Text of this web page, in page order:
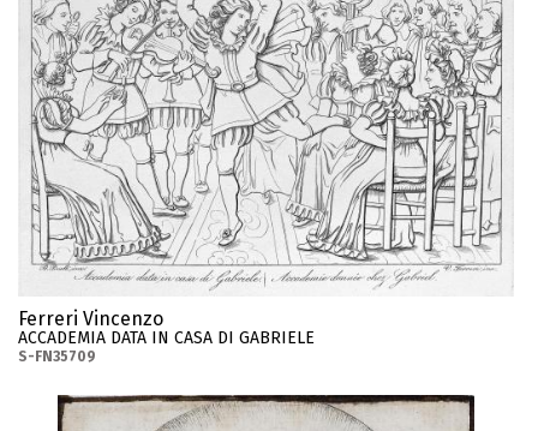
Ferreri Vincenzo
ACCADEMIA DATA IN CASA DI GABRIELE
S-FN35709